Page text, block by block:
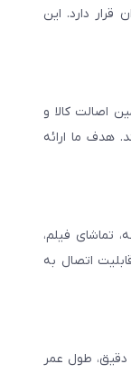
دارد. این
اصالت کالا و
هدف ما ارائه
تماشای فیلم،
اتصال به
دقیق، طول عمر